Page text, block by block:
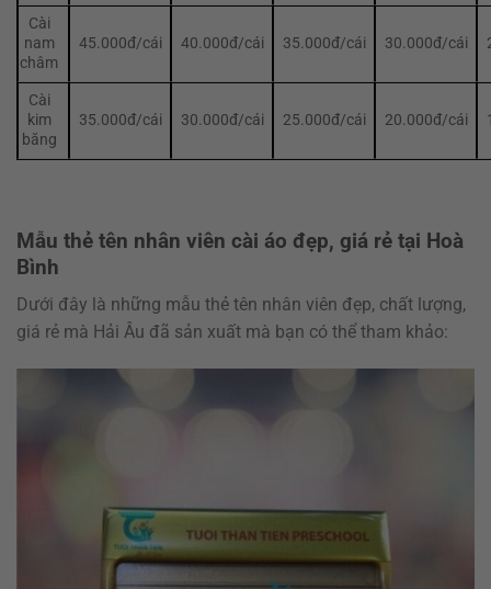
Cài
nam
châm
45.000đ/cái 40.000đ/cái 35.000đ/cái 30.000đ/cái
Cài
kim
băng
35.000đ/cái 30.000đ/cái 25.000đ/cái 20.000đ/cái
Mẫu thẻ tên nhân viên cài áo đẹp, giá rẻ tại Hoà
Bình
Dưới đây là những mẫu thẻ tên nhân viên đẹp, chất lượng,
giá rẻ mà Hải Âu đã sản xuất mà bạn có thể tham khảo: